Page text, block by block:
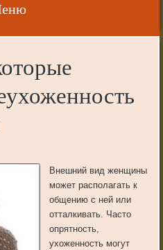
Внешний вид женщины
может располагать к
общению с ней или
отталкивать. Часто
опрятность,
ухоженность могут